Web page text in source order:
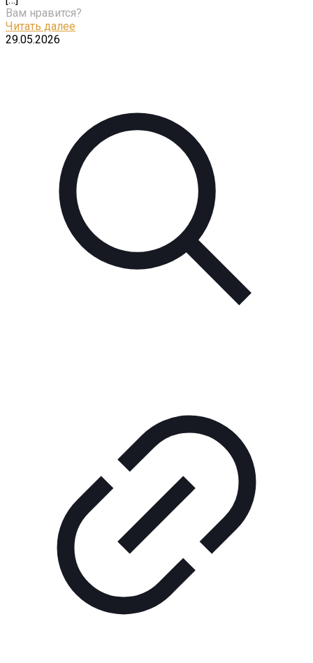
Вам нравится?
Читать далее
29.05.2026